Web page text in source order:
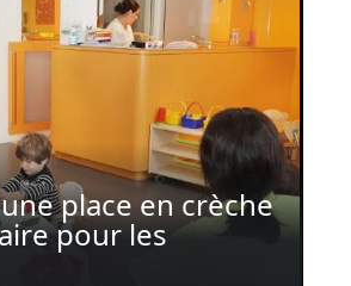
place en crèche
pour les